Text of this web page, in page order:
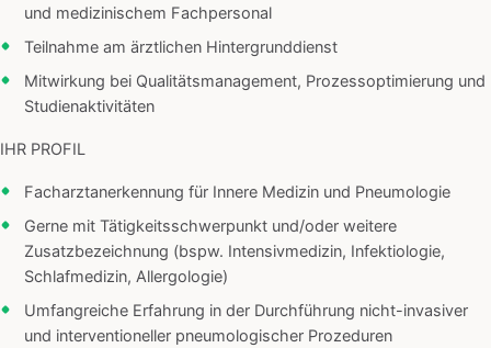
und medizinischem Fachpersonal
Teilnahme am ärztlichen Hintergrunddienst
Mitwirkung bei Qualitätsmanagement, Prozessoptimierung und
Studienaktivitäten
IHR PROFIL
Facharztanerkennung für Innere Medizin und Pneumologie
Gerne mit Tätigkeitsschwerpunkt und/oder weitere
Zusatzbezeichnung (bspw. Intensivmedizin, Infektiologie,
Schlafmedizin, Allergologie)
Umfangreiche Erfahrung in der Durchführung nicht-invasiver
und interventioneller pneumologischer Prozeduren